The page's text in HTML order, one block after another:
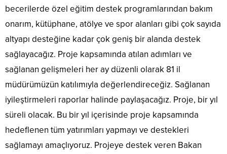
becerilerde özel eğitim destek programlarından bakım
onarım, kütüphane, atölye ve spor alanları gibi çok sayıda
altyapı desteğine kadar çok geniş bir alanda destek
sağlayacağız. Proje kapsamında atılan adımları ve
sağlanan gelişmeleri her ay düzenli olarak 81 il
müdürümüzün katılımıyla değerlendireceğiz. Sağlanan
iyileştirmeleri raporlar halinde paylaşacağız. Proje, bir yıl
süreli olacak. Bu bir yıl içerisinde proje kapsamında
hedeflenen tüm yatırımları yapmayı ve destekleri
sağlamayı amaçlıyoruz. Projeye destek veren Bakan